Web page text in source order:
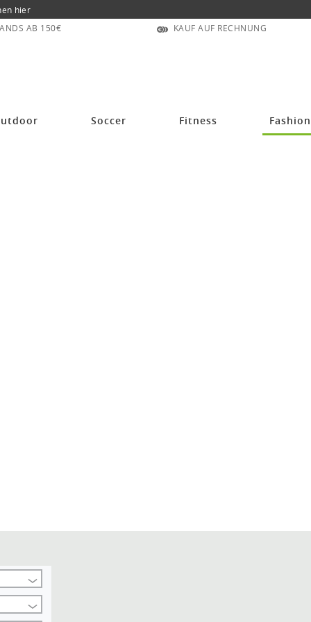
hier
AB 150€
KAUF AUF RECHNUNG
Soccer Fitness Fashion